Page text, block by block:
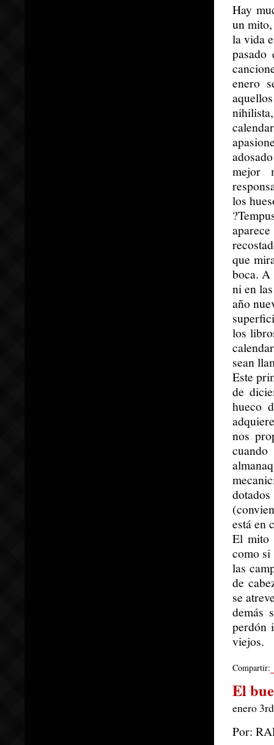
Hay
un
la vida
enero
mejor
los
que
boca. A
ni en
año
los
sean
Este
de
hueco
nos
está en
El mito
como si
las
de
se
demás
perdón
viejos.
Compartir:
El
enero
Por: